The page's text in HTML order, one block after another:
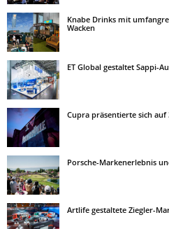
Knabe Drinks mit
Wacken
ET Global gestaltet Sappi-
Cupra präsentierte sich
Porsche-Markenerlebnis
Artlife gestaltete Ziegler-